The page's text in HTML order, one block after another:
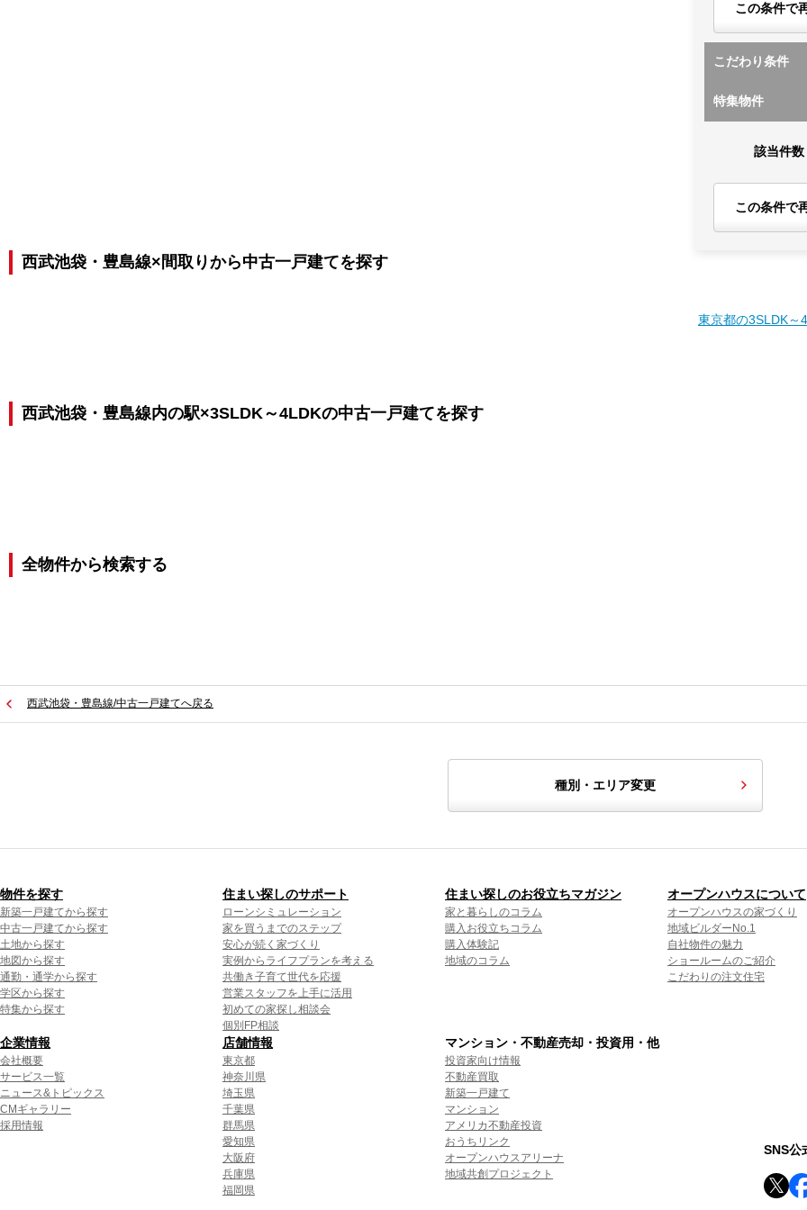
この条件で
こだわり条件
特集物件
該当件数
この条件で
西武池袋・豊島線×間取りから中古一戸建てを探す
東京都の3SLDK～
西武池袋・豊島線内の駅×3SLDK～4LDKの中古一戸建てを探す
全物件から検索する
西武池袋・豊島線/中古一戸建てへ戻る
種別・エリア変更
物件を探す
新築一戸建てから探す
中古一戸建てから探す
土地から探す
地図から探す
通勤・通学から探す
学区から探す
特集から探す
住まい探しのサポート
ローンシミュレーション
家を買うまでのステップ
安心が続く家づくり
実例からライフプランを考える
共働き子育て世代を応援
営業スタッフを上手に活用
初めての家探し相談会
個別FP相談
住まい探しのお役立ちマガジン
家と暮らしのコラム
購入お役立ちコラム
購入体験記
地域のコラム
オープンハウスについて
オープンハウスの家づくり
地域ビルダーNo.1
自社物件の魅力
ショールームのご紹介
こだわりの注文住宅
企業情報
会社概要
サービス一覧
ニュース&トピックス
CMギャラリー
採用情報
店舗情報
東京都
神奈川県
埼玉県
千葉県
群馬県
愛知県
大阪府
兵庫県
福岡県
マンション・不動産売却・投資用・他
投資家向け情報
不動産買取
新築一戸建て
マンション
アメリカ不動産投資
おうちリンク
オープンハウスアリーナ
地域共創プロジェクト
SNS公